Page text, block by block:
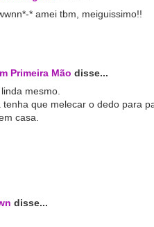
* amei tbm, meiguissimo!!
Primeira Mão disse...
mesmo.
tenha que melecar o dedo para
casa.
disse...